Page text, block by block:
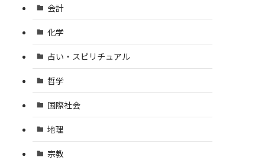
会計
化学
占い・スピリチュアル
哲学
国際社会
地理
宗教